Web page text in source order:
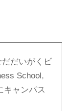
だいがくビ
School,
キャンパス